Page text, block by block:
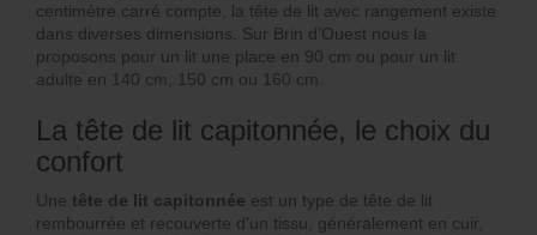
centimètre carré compte, la tête de lit avec rangement existe
dans diverses dimensions. Sur Brin d’Ouest nous la
proposons pour un lit une place en 90 cm ou pour un lit
adulte en 140 cm, 150 cm ou 160 cm.
La tête de lit capitonnée, le choix du
confort
Une tête de lit capitonnée est un type de tête de lit
rembourrée et recouverte d’un tissu, généralement en cuir,